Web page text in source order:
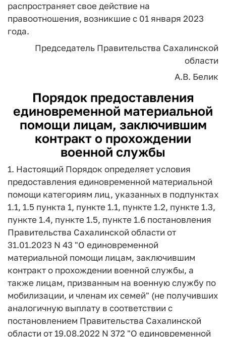
распространяет свое действие на
правоотношения, возникшие с 01 января 2023
года.
Председатель Правительства Сахалинской
области
А.В. Белик
Порядок предоставления
единовременной материальной
помощи лицам, заключившим
контракт о прохождении
военной службы
1. Настоящий Порядок определяет условия
предоставления единовременной материальной
помощи категориям лиц, указанных в подпунктах
1.1, 1.5 пункта 1, пункте 1.1, пункте 1.2, пункте 1.3,
пункте 1.4, пункте 1.5, пункте 1.6 постановления
Правительства Сахалинской области от
31.01.2023 N 43 "О единовременной
материальной помощи лицам, заключившим
контракт о прохождении военной службы, а
также лицам, призванным на военную службу по
мобилизации, и членам их семей" (не получивших
аналогичную выплату в соответствии с
постановлением Правительства Сахалинской
области от 19.08.2022 N 372 "О единовременной